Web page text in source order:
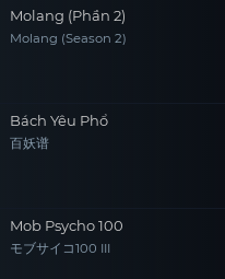
Molang (Phần 2)
Molang (Season 2)
Bách Yêu Phổ
百妖谱
Mob Psycho 100
モブサイコ100 III